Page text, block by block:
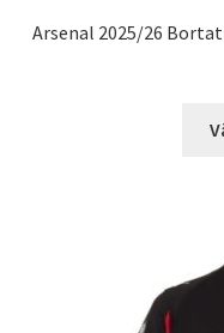
Arsenal 2025/26